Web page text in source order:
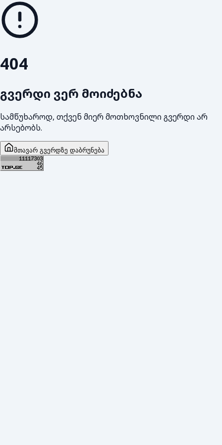
404
გვერდი ვერ მოიძებნა
სამწუხაროდ, თქვენ მიერ მოთხოვნილი გვერდი არ
არსებობს.
მთავარ გვერდზე დაბრუნება